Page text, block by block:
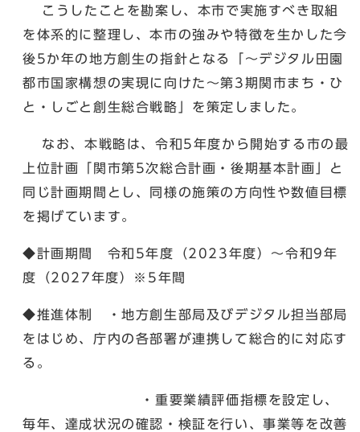
こうしたことを勘案し、本市で実施すべき取組
を体系的に整理し、本市の強みや特徴を生かした今
後5か年の地方創生の指針となる「～デジタル田園
都市国家構想の実現に向けた～第3期関市まち・ひ
と・しごと創生総合戦略」を策定しました。
なお、本戦略は、令和5年度から開始する市の最
上位計画「関市第5次総合計画・後期基本計画」と
同じ計画期間とし、同様の施策の方向性や数値目標
を掲げています。
◆計画期間 令和5年度（2023年度）～令和9年
度（2027年度）※5年間
◆推進体制 ・地方創生部局及びデジタル担当部局
をはじめ、庁内の各部署が連携して総合的に対応す
る。
・重要業績評価指標を設定し、
毎年、達成状況の確認・検証を行い、事業等を改善